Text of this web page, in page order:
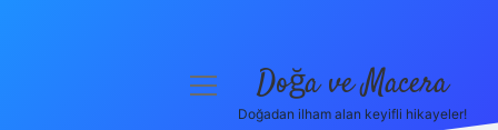
menüyü Doğa ve Macera
Doğadan ilham alan keyifli hikayeler!